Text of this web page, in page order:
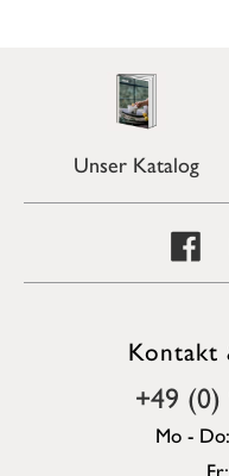
Unser Katalog
Kontakt
+49
Mo -